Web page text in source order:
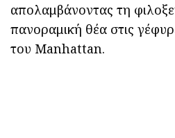
απολαμβάνοντας τη
πανοραμική θέα στις
του Manhattan.